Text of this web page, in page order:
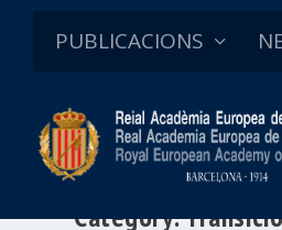
PUBLICACIONS
Category: